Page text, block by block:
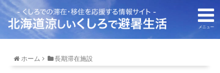
メニュー
ホーム 長期滞在施設